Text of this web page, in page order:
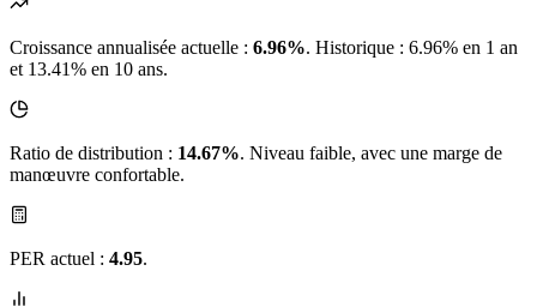
Croissance annualisée actuelle : 6.96%. Historique : 6.96% en 1 an
et 13.41% en 10 ans.
Ratio de distribution : 14.67%. Niveau faible, avec une marge de
manœuvre confortable.
PER actuel : 4.95.